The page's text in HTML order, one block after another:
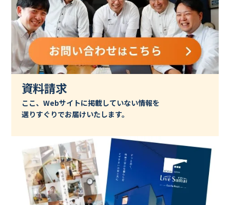
資料請求
ここ、Webサイトに掲載していない情報を
選りすぐりでお届けいたします。